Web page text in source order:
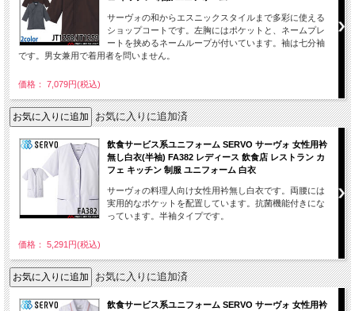
サーヴォの和からエスニックスタイルまで多彩に使える
ショップコートです。左胸にはポケットと、ネームプレ
ートを挟めるネームループが付いています。袖は七分袖
です。男女兼用で着用者を問いません。
価格： 7,079円(税込)
お気に入りに追加済
飲食サービス系ユニフォーム SERVO サーヴォ 女性用衿
無し白衣(半袖) FA382 レディース 飲食店 レストラン カ
フェ キッチン 制服 ユニフォーム 白衣
サーヴォの料理人向け女性用衿無し白衣です。両腰には
実用的なポケットを配置しています。抗菌機能付きにな
っています。半袖タイプです。
価格： 5,291円(税込)
お気に入りに追加済
飲食サービス系ユニフォーム SERVO サーヴォ 女性用衿